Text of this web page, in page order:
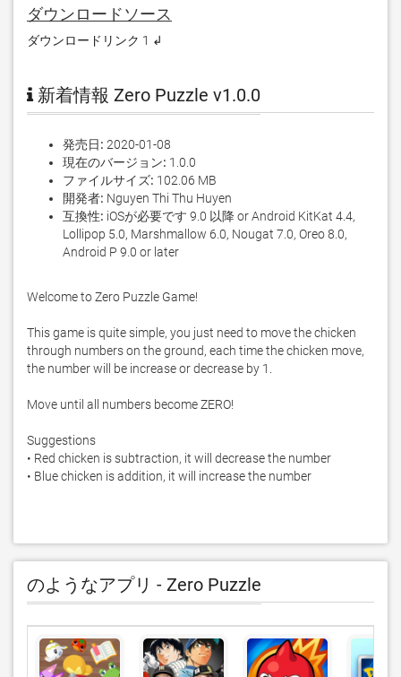
ダウンロードソース
ダウンロードリンク 1 ↲
新着情報 Zero Puzzle v1.0.0
発売日: 2020-01-08
現在のバージョン: 1.0.0
ファイルサイズ: 102.06 MB
開発者: Nguyen Thi Thu Huyen
互換性: iOSが必要です 9.0 以降 or Android KitKat 4.4,
Lollipop 5.0, Marshmallow 6.0, Nougat 7.0, Oreo 8.0,
Android P 9.0 or later
Welcome to Zero Puzzle Game!
This game is quite simple, you just need to move the chicken
through numbers on the ground, each time the chicken move,
the number will be increase or decrease by 1.
Move until all numbers become ZERO!
Suggestions
• Red chicken is subtraction, it will decrease the number
• Blue chicken is addition, it will increase the number
のようなアプリ - Zero Puzzle